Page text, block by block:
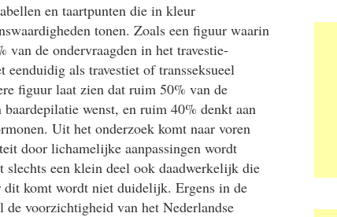
en taartpunten die in kleur
tonen. Zoals een figuur waarin
van de ondervraagden in het travestie-
eenduidig als travestiet of transseksueel
figuur laat zien dat ruim 50% van de
baardepilatie wenst, en ruim 40% denkt aan
Uit het onderzoek komt naar voren
door lichamelijke aanpassingen wordt
slechts een klein deel ook daadwerkelijk die
dit komt wordt niet duidelijk. Ergens in de
de voorzichtigheid van het Nederlandse